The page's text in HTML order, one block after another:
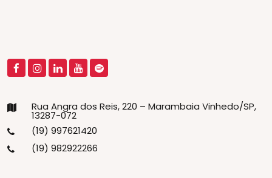
Rua Angra dos Reis, 220 – Marambaia Vinhedo/SP,
13287-072
(19) 997621420
(19) 982922266